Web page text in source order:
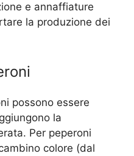
e annaffiature
la produzione dei
possono essere
la
Per peperoni
colore (dal